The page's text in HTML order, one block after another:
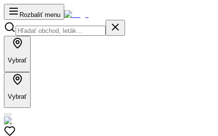
Rozbaliť menu
Vybrať
Vybrať